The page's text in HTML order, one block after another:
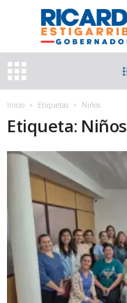
Inicio Etiquetas Niños
Etiqueta: Niños